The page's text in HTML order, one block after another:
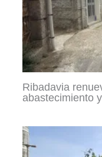
Ribadavia
abastecimiento